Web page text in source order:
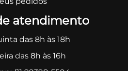
atendimento
das 8h às 18h
das 8h às 16h